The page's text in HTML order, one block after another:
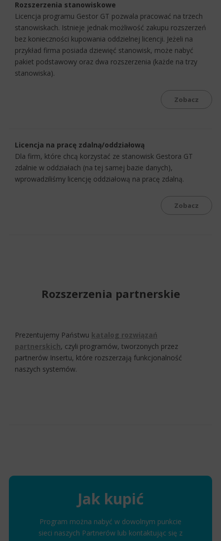
Rozszerzenia stanowiskowe
Licencja programu Gestor GT pozwala pracować na trzech
stanowiskach. Istnieje jednak możliwość zakupu rozszerzeń
bez konieczności kupowania oddzielnej licencji. Jeżeli na
przykład firma posiada dziewięć stanowisk, może nabyć
pakiet podstawowy oraz dwa rozszerzenia (każde na trzy
stanowiska).
Zobacz
Licencja na pracę zdalną/oddziałową
Dla firm, które chcą korzystać ze stanowisk Gestora GT
zdalnie w oddziałach (na tej samej bazie danych),
wprowadziliśmy licencję oddziałową na pracę zdalną.
Zobacz
Rozszerzenia partnerskie
Prezentujemy Państwu katalog rozwiązań
partnerskich, czyli programów, tworzonych przez
partnerów Insertu, które rozszerzają funkcjonalność
naszych systemów.
Jak kupić
Program można nabyć w dowolnym punkcie
sieci naszych Partnerów lub kontaktując się z